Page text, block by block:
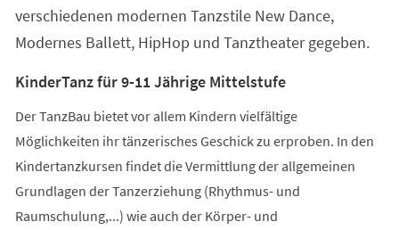
verschiedenen modernen Tanzstile New Dance,
Modernes Ballett, HipHop und Tanztheater gegeben.
KinderTanz für 9-11 Jährige Mittelstufe
Der TanzBau bietet vor allem Kindern vielfältige
Möglichkeiten ihr tänzerisches Geschick zu erproben. In den
Kindertanzkursen findet die Vermittlung der allgemeinen
Grundlagen der Tanzerziehung (Rhythmus- und
Raumschulung,...) wie auch der Körper- und